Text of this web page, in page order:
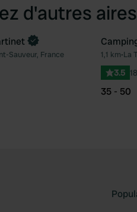
d'autres
Préféré
Sauveur, France 1,1 km•La
3.5
35 - 50